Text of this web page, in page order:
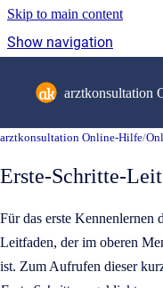
Skip to main content
Show navigation
arztkonsultation
arztkonsultation Online-Hilfe/
Erste-Schritte-
Für das erste Kennenlernen
Leitfaden, der im oberen
ist. Zum Aufrufen dieser